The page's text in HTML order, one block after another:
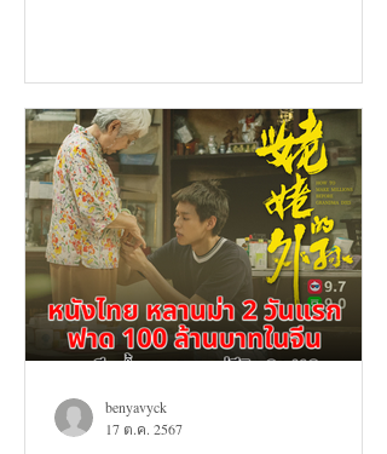
benyavyck
17 ต.ค. 2567